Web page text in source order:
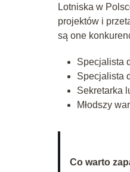
Lotniska w
projektów i
są one
Specjalista
Specjalista
Sekretarka
Młodszy
Co warto